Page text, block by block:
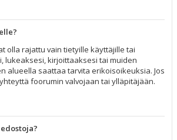
olla rajattu vain tietyille käyttäjille tai
lukeaksesi, kirjoittaaksesi tai muiden
alueella saattaa tarvita erikoisoikeuksia. Jos
foorumin valvojaan tai ylläpitäjään.